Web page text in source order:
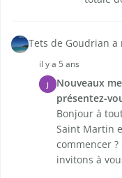
Tets de Goudrian
il y a 5 ans
J
Nouveaux
présentez-
Bonjour à
Saint Martin
commencer ?
invitons à